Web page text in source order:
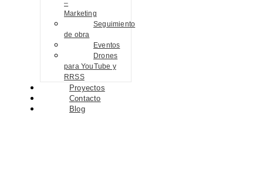
–
Marketing
Seguimiento
de obra
Eventos
Drones
para YouTube y
RRSS
Proyectos
Contacto
Blog